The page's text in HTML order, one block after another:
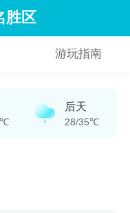
胜区
游玩指南
后天
28/35℃